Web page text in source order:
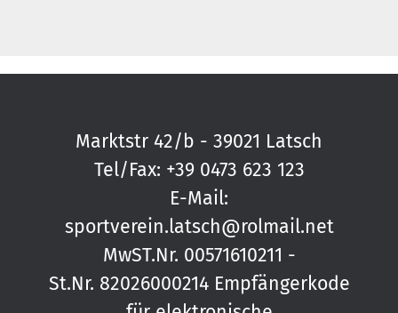
Marktstr 42/b - 39021 Latsch
Tel/Fax: +39 0473 623 123
E-Mail:
sportverein.latsch@rolmail.net
MwST.Nr. 00571610211 -
St.Nr. 82026000214 Empfängerkode